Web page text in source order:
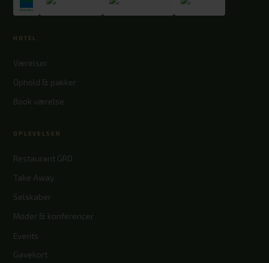
HOTEL
Værelser
Ophold & pakker
Book værelse
OPLEVELSER
Restaurant GRO
Take Away
Selskaber
Møder & konferencer
Events
Gavekort